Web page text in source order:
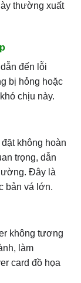
thường xuất
đến lỗi
bị hỏng hoặc
chịu này.
không hoàn
trọng, dẫn
Đây là
bản vá lớn.
không tương
làm
card đồ họa